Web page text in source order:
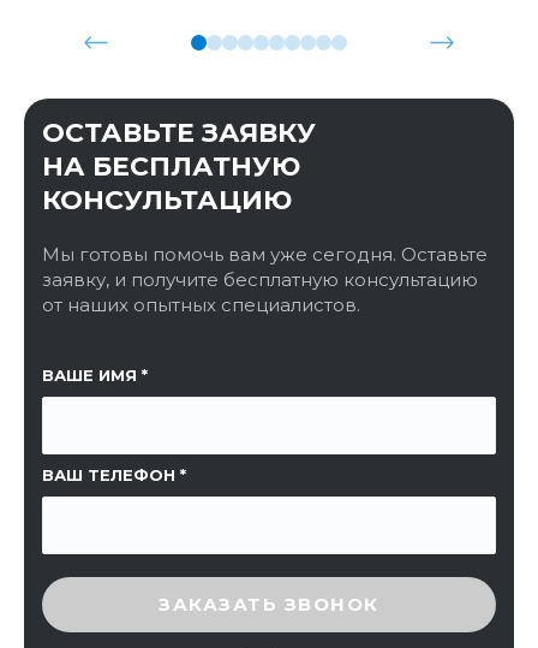
ОСТАВЬТЕ ЗАЯВКУ
НА БЕСПЛАТНУЮ
КОНСУЛЬТАЦИЮ
Мы готовы помочь вам уже сегодня. Оставьте
заявку, и получите бесплатную консультацию
от наших опытных специалистов.
ВАШЕ ИМЯ
ВАШ ТЕЛЕФОН
ССЫЛКА НА СТРАНИЦУ
ВВЕДИТЕ ПРОВЕРОЧНЫЙ КОД
ЗАКАЗАТЬ ЗВОНОК